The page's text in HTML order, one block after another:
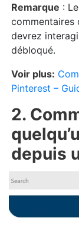
Remarque :
commentaires
devrez
débloqué.
Voir plus:
Pinterest –
2.
depuis